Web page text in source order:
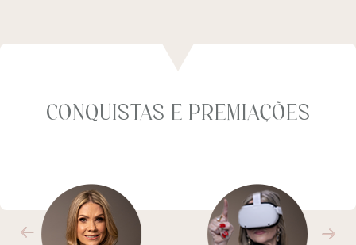
CONQUISTAS E PREMIAÇÕES